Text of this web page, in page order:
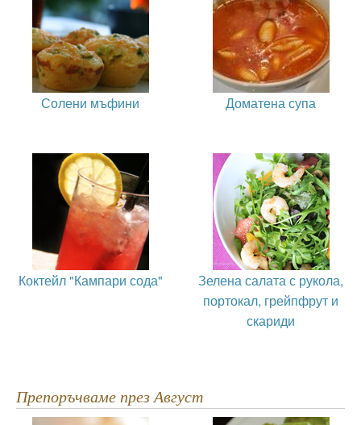
Солени мъфини Доматена супа
Коктейл "Кампари сода"
Зелена салата с рукола,
портокал, грейпфрут и
скариди
Препоръчваме през Август